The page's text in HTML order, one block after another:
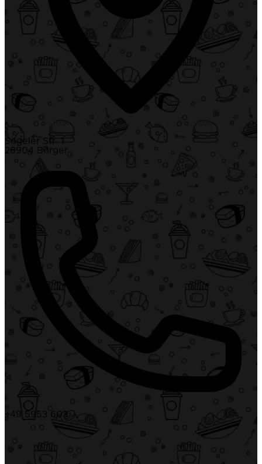
Sögeler Str. 1
26904 Börger
+49 5953 603